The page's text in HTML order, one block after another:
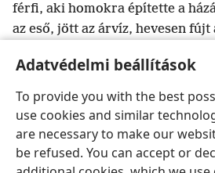
Adatvédelmi beállítások
To provide you with the best
use cookies and similar
are necessary to make our
be refused. You can accept or
férfi, aki homokra építette a
az eső, jött az árvíz, hevesen fújt
28 Mikor pedig Jézus
sokaság ámult a tanítási módján,
tanította őket, mint akinek
úgy, mint az írástudóik.